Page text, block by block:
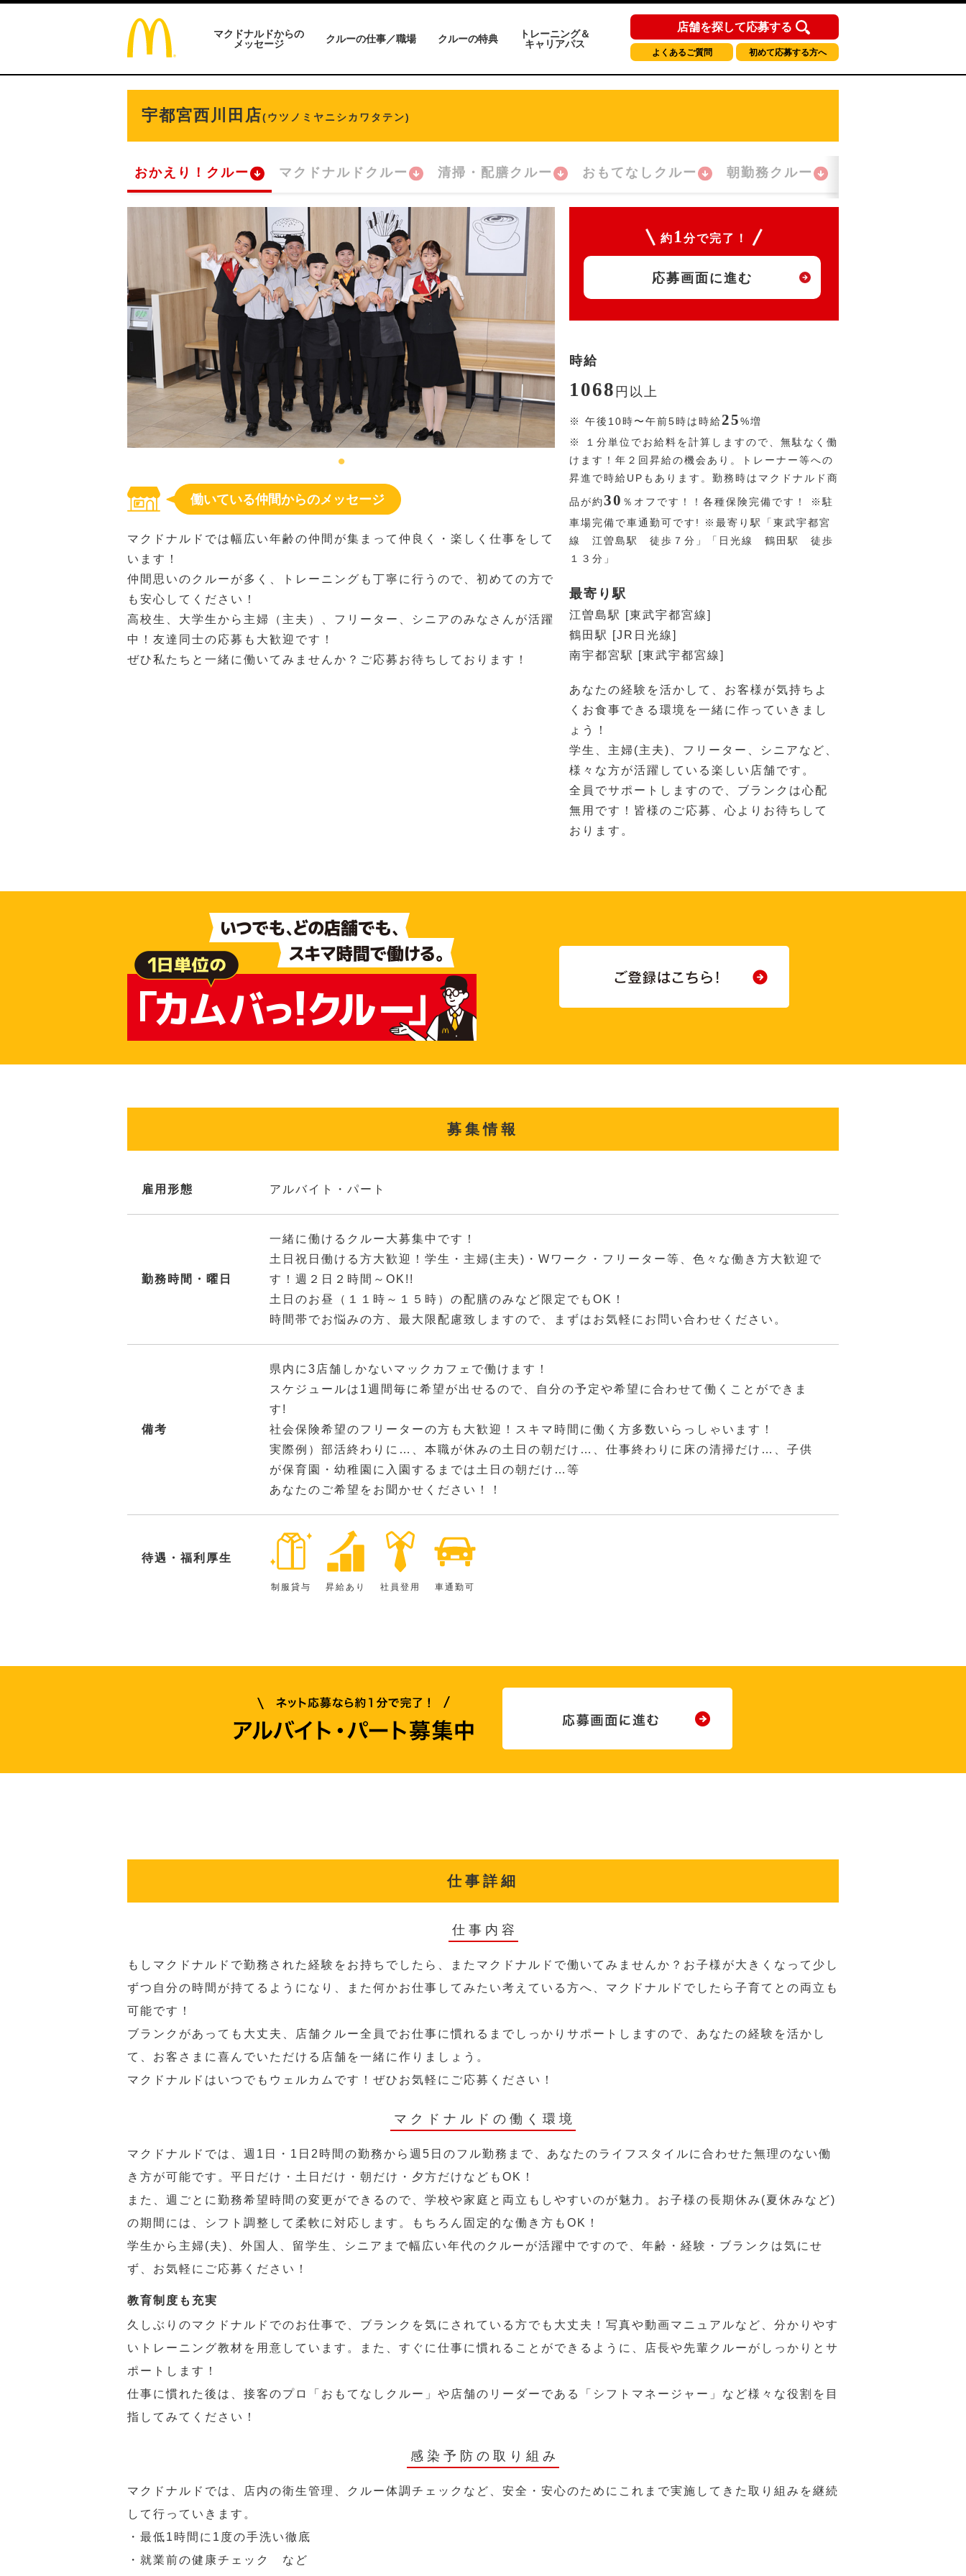
マクドナルドからの
メッセージ
クルーの仕事／職場 クルーの特典
トレーニング＆
キャリアパス
店舗を探して応募する
よくあるご質問 初めて応募する方へ
宇都宮西川田店(ウツノミヤニシカワタテン)
おかえり！クルー マクドナルドクルー 清掃・配膳クルー おもてなしクルー 朝勤務クルー
働いている仲間からのメッセージ
マクドナルドでは幅広い年齢の仲間が集まって仲良く・楽しく仕事をして
います！
仲間思いのクルーが多く、トレーニングも丁寧に行うので、初めての方で
も安心してください！
高校生、大学生から主婦（主夫）、フリーター、シニアのみなさんが活躍
中！友達同士の応募も大歓迎です！
ぜひ私たちと一緒に働いてみませんか？ご応募お待ちしております！
約 1 分で完了！
応募画面に進む
時給
1068 円 以上
※ 午後10時〜午前5時は時給25%増
※
１分単位でお給料を計算しますので、無駄なく働
けます！年２回昇給の機会あり。トレーナー等への
昇進で時給UPもあります。勤務時はマクドナルド商
品が約30 ％ オフです！！各種保険完備です！ ※駐
車場完備で車通勤可です! ※最寄り駅「東武宇都宮
線 江曽島駅 徒歩７分」「日光線 鶴田駅 徒歩
１３分」
最寄り駅
江曽島駅 [東武宇都宮線]
鶴田駅 [JR日光線]
南宇都宮駅 [東武宇都宮線]
あなたの経験を活かして、お客様が気持ちよ
くお食事できる環境を一緒に作っていきまし
ょう！
学生、主婦(主夫)、フリーター、シニアなど、
様々な方が活躍している楽しい店舗です。
全員でサポートしますので、ブランクは心配
無用です！皆様のご応募、心よりお待ちして
おります。
募集情報
雇用形態 アルバイト・パート
勤務時間・曜日
一緒に働けるクルー大募集中です！
土日祝日働ける方大歓迎！学生・主婦(主夫)・Wワーク・フリーター等、色々な働き方大歓迎で
す！週２日２時間～OK!!
土日のお昼（１１時～１５時）の配膳のみなど限定でもOK！
時間帯でお悩みの方、最大限配慮致しますので、まずはお気軽にお問い合わせください。
備考
県内に3店舗しかないマックカフェで働けます！
スケジュールは1週間毎に希望が出せるので、自分の予定や希望に合わせて働くことができま
す!
社会保険希望のフリーターの方も大歓迎！スキマ時間に働く方多数いらっしゃいます！
実際例）部活終わりに…、本職が休みの土日の朝だけ…、仕事終わりに床の清掃だけ…、子供
が保育園・幼稚園に入園するまでは土日の朝だけ…等
あなたのご希望をお聞かせください！！
待遇・福利厚生
制服貸与 昇給あり 社員登用 車通勤可
仕事詳細
仕事内容
もしマクドナルドで勤務された経験をお持ちでしたら、またマクドナルドで働いてみませんか？お子様が大きくなって少し
ずつ自分の時間が持てるようになり、また何かお仕事してみたい考えている方へ、マクドナルドでしたら子育てとの両立も
可能です！
ブランクがあっても大丈夫、店舗クルー全員でお仕事に慣れるまでしっかりサポートしますので、あなたの経験を活かし
て、お客さまに喜んでいただける店舗を一緒に作りましょう。
マクドナルドはいつでもウェルカムです！ぜひお気軽にご応募ください！
マクドナルドの働く環境
マクドナルドでは、週1日・1日2時間の勤務から週5日のフル勤務まで、あなたのライフスタイルに合わせた無理のない働
き方が可能です。平日だけ・土日だけ・朝だけ・夕方だけなどもOK！
また、週ごとに勤務希望時間の変更ができるので、学校や家庭と両立もしやすいのが魅力。お子様の長期休み(夏休みなど)
の期間には、シフト調整して柔軟に対応します。もちろん固定的な働き方もOK！
学生から主婦(夫)、外国人、留学生、シニアまで幅広い年代のクルーが活躍中ですので、年齢・経験・ブランクは気にせ
ず、お気軽にご応募ください！
教育制度も充実
久しぶりのマクドナルドでのお仕事で、ブランクを気にされている方でも大丈夫！写真や動画マニュアルなど、分かりやす
いトレーニング教材を用意しています。また、すぐに仕事に慣れることができるように、店長や先輩クルーがしっかりとサ
ポートします！
仕事に慣れた後は、接客のプロ「おもてなしクルー」や店舗のリーダーである「シフトマネージャー」など様々な役割を目
指してみてください！
感染予防の取り組み
マクドナルドでは、店内の衛生管理、クルー体調チェックなど、安全・安心のためにこれまで実施してきた取り組みを継続
して行っていきます。
・最低1時間に1度の手洗い徹底
・就業前の健康チェック など